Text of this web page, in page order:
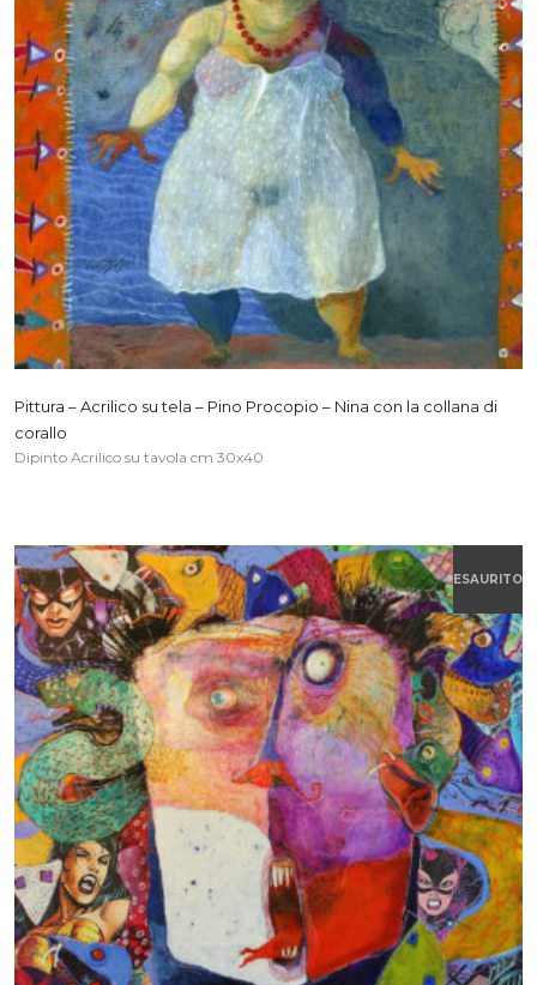
Pittura – Acrilico su tela – Pino Procopio – Nina con la collana di
corallo
Dipinto Acrilico su tavola cm 30x40
ESAURITO